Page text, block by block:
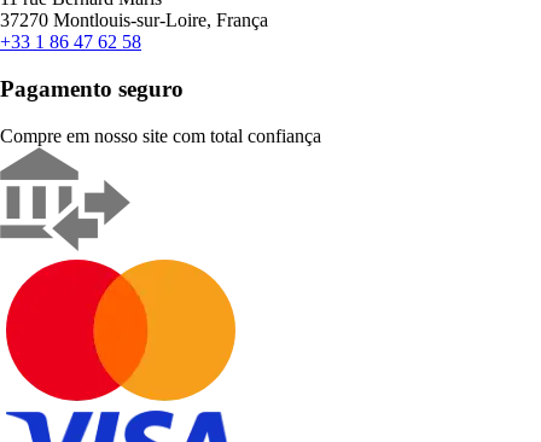
37270 Montlouis-sur-Loire, França
+33 1 86 47 62 58
Pagamento seguro
Compre em nosso site com total confiança